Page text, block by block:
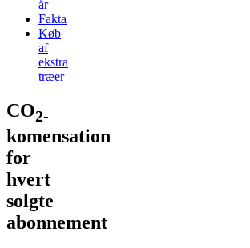
år
Fakta
Køb
af
ekstra
træer
CO2-
komensation
for
hvert
solgte
abonnement